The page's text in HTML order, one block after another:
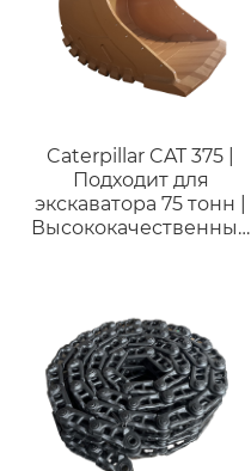
Caterpillar CAT 375 |
Подходит для
экскаватора 75 тонн |
Высококачественный